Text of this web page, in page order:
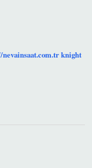
knight